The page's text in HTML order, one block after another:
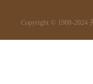
Copyright © 1988-2024